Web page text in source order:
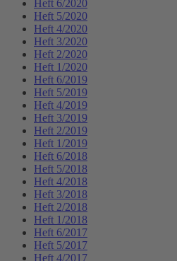
Heft 6/2020
Heft 5/2020
Heft 4/2020
Heft 3/2020
Heft 2/2020
Heft 1/2020
Heft 6/2019
Heft 5/2019
Heft 4/2019
Heft 3/2019
Heft 2/2019
Heft 1/2019
Heft 6/2018
Heft 5/2018
Heft 4/2018
Heft 3/2018
Heft 2/2018
Heft 1/2018
Heft 6/2017
Heft 5/2017
Heft 4/2017